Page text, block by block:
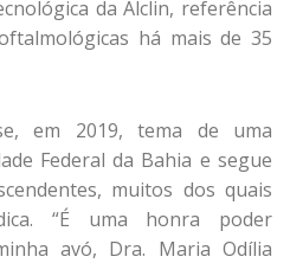
da Alclin, referência
há mais de 35
em 2019, tema de uma
Federal da Bahia e segue
muitos dos quais
“É uma honra poder
avó, Dra. Maria Odília